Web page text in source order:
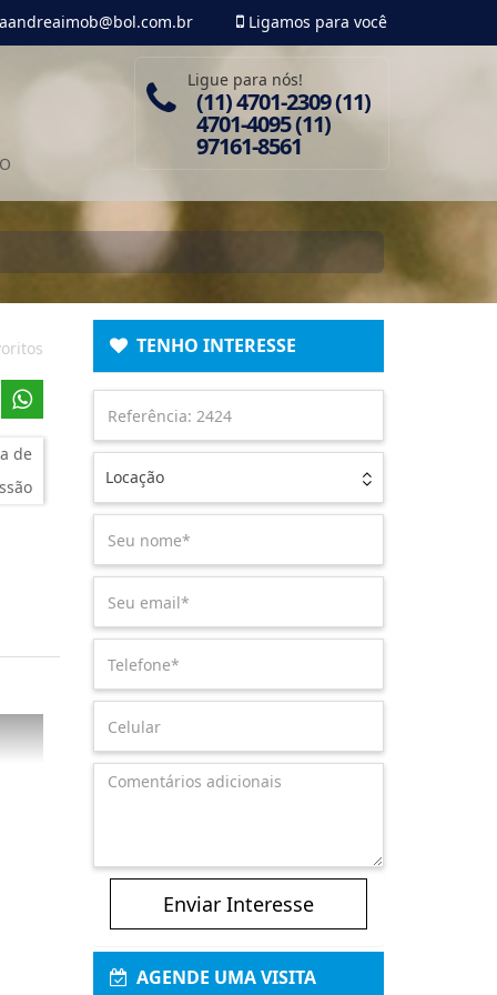
Ligamos para você
Ligue para nós!
(11) 4701-2309 (11)
4701-4095 (11)
97161-8561
de
TENHO INTERESSE
Locação
Enviar Interesse
AGENDE UMA VISITA